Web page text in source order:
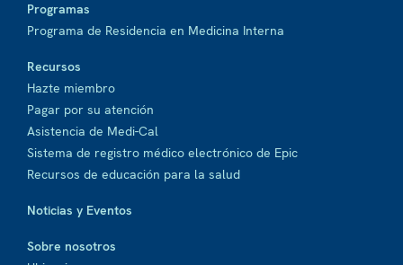
Programas
Programa de Residencia en Medicina Interna
Recursos
Hazte miembro
Pagar por su atención
Asistencia de Medi-Cal
Sistema de registro médico electrónico de Epic
Recursos de educación para la salud
Noticias y Eventos
Sobre nosotros